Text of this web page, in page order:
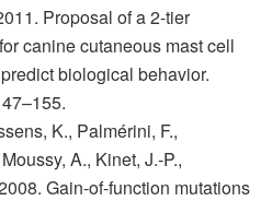
Proposal of a 2-tier
canine cutaneous mast cell
biological behavior.
K., Palmérini, F.,
A., Kinet, J.-P.,
Gain-of-function mutations